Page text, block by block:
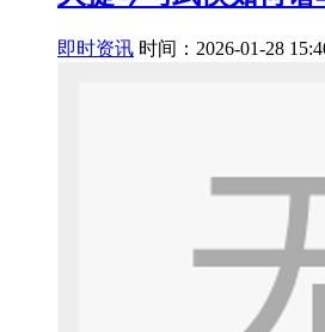
即时资讯 时间：2026-01-28